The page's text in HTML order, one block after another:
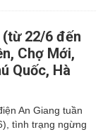
22/6 đến
Chợ Mới,
Quốc, Hà
An Giang tuần
tình trạng ngừng